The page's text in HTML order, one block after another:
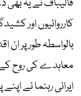
قالیباف نے یہ بھی
کارروائیوں اور
بالواسطہ طور پر
معاہدے کی روح
ایرانی رہنما نے